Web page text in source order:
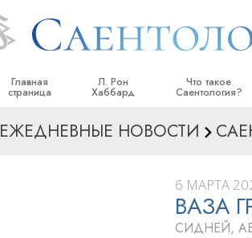
Главная
страница
Л. Рон
Хаббард
Что такое
Саентология?
Верования и
Что саентологи
Саентологии
ЕЖЕДНЕВНЫЕ НОВОСТИ
6 МАРТА
ВАЗА
СИДНЕЙ,